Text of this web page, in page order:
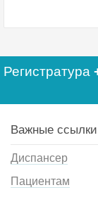
Регистратура
Важные ссылки
Диспансер
Пациентам